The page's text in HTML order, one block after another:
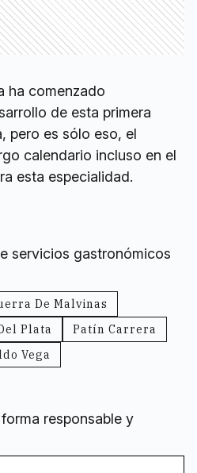
ha comenzado
de esta primera
pero es sólo eso, el
calendario incluso en el
esta especialidad.
servicios gastronómicos
De Malvinas
Plata
Patín Carrera
Vega
responsable y